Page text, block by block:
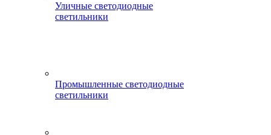
Уличные светодиодные
светильники
Промышленные светодиодные
светильники